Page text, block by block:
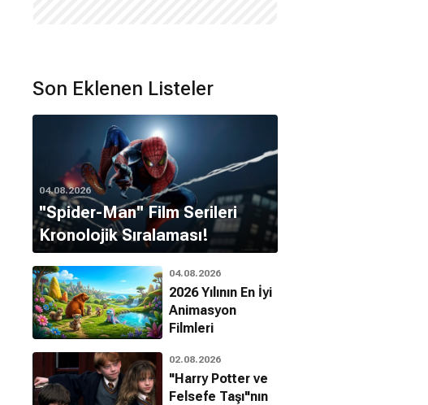
Son Eklenen Listeler
04.08.2026
''Spider-Man'' Film Serileri
Kronolojik Sıralaması!
04.08.2026
2026 Yılının En İyi
Animasyon
Filmleri
02.08.2026
"Harry Potter ve
Felsefe Taşı"nın